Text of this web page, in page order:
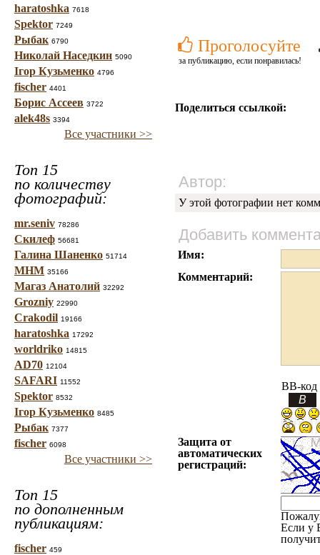
haratoshka 7618
Spektor 7249
Рыбак 6790
Николай Наседкин 5090
Ігор Кузьменко 4796
fischer 4401
Борис Ассеев 3722
alek48s 3394
Все участники >>
Топ 15
по количеству
фотографий:
mr.seniv 78286
Скилеф 56681
Галина Шаненко 51714
МНМ 35166
Магаз Анатолий 32292
Grozniy 22990
Crakodil 19166
haratoshka 17292
worldriko 14815
AD70 12104
SAFARI 11552
Spektor 8532
Ігор Кузьменко 8485
Рыбак 7377
fischer 6098
Все участники >>
Топ 15
по дополненным
публикациям:
fischer 459
Проголосуйте
за публикацию, если понравилась!
Поделиться ссылкой:
Автор:
У этой фотографии нет
Добавить
Имя:
Комментарий:
BB-код
Защита от
автоматических
регистраций:
Если у